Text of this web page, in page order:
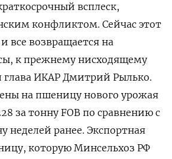
всплеск,
конфликтом. Сейчас этот
все возвращается на
к прежнему нисходящему
глава ИКАР Дмитрий Рылько.
на пшеницу нового урожая
за тонну FOB по сравнению с
неделей ранее. Экспортная
которую Минсельхоз РФ